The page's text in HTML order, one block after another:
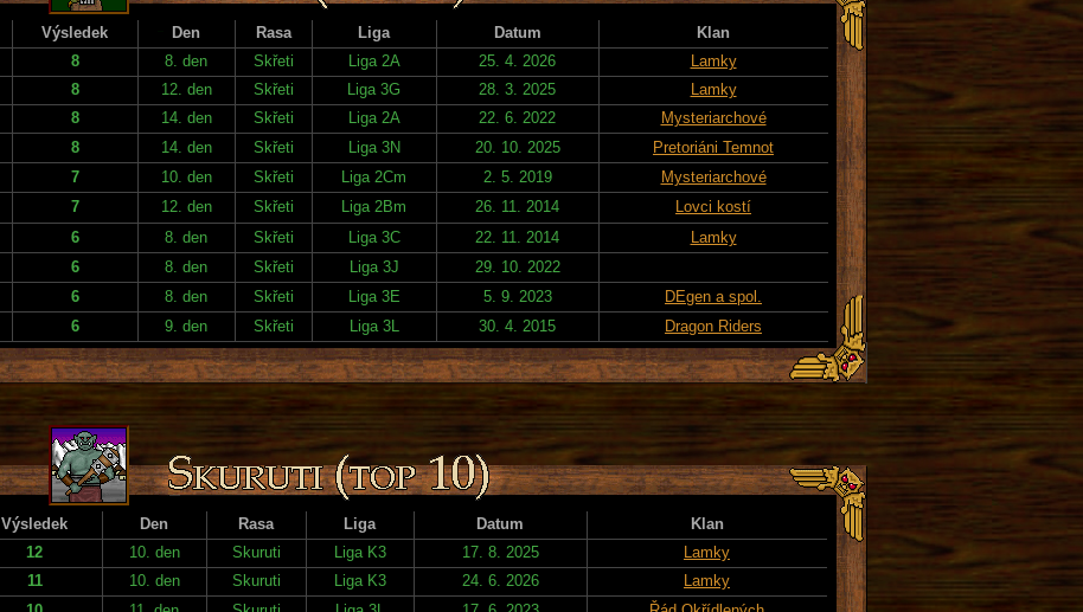
Výsledek Den Rasa Liga Datum
Klan
8 8. den Skřeti Liga 2A 25. 4. 2026
Lamky
8 12. den Skřeti Liga 3G 28. 3. 2025
Lamky
8 14. den Skřeti Liga 2A 22. 6. 2022
Mysteriarchové
8 14. den Skřeti Liga 3N 20. 10. 2025
Pretoriáni Temnot
7 10. den Skřeti Liga 2Cm 2. 5. 2019
Mysteriarchové
7 12. den Skřeti Liga 2Bm 26. 11. 2014
Lovci kostí
6 8. den Skřeti Liga 3C 22. 11. 2014
Lamky
6 8. den Skřeti Liga 3J
29. 10. 2022
6 8. den Skřeti Liga 3E 5. 9. 2023
DEgen a spol.
6 9. den Skřeti Liga 3L 30. 4. 2015 Dragon Riders
Výsledek Den Rasa Liga Datum
Klan
12 10. den Skuruti Liga K3 17. 8. 2025
Lamky
11 10. den Skuruti Liga K3 24. 6. 2026
Lamky